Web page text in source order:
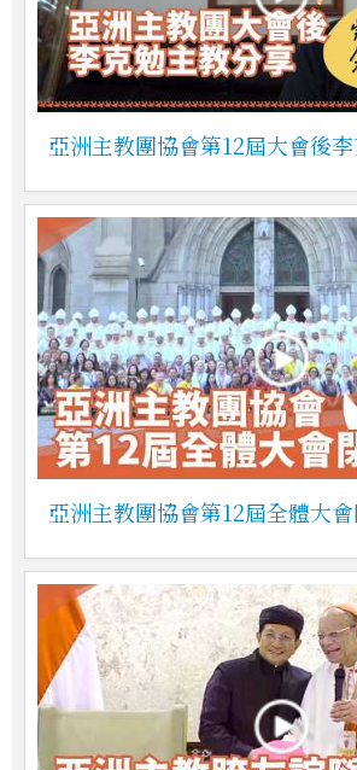
亞洲主教團協會第12屆大會後
亞洲主教團協會第12屆全體大